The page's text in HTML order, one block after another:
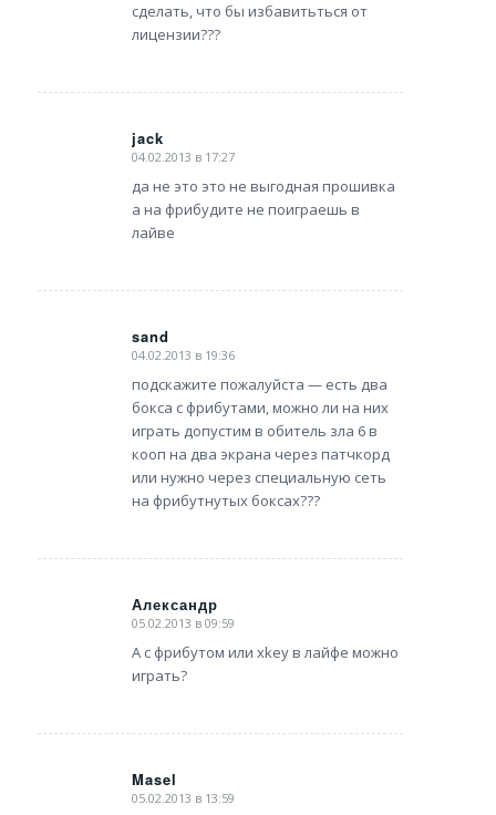
сделать, что бы избавитьться от
лицензии???
jack
says:
04.02.2013 в 17:27
да не это это не выгодная прошивка
а на фрибудите не поиграешь в
лайве
sand
says:
04.02.2013 в 19:36
подскажите пожалуйста — есть два
бокса с фрибутами, можно ли на них
играть допустим в обитель зла 6 в
кооп на два экрана через патчкорд
или нужно через специальную сеть
на фрибутнутых боксах???
Александр
says:
05.02.2013 в 09:59
А с фрибутом или xkey в лайфе можно
играть?
Masel
says:
05.02.2013 в 13:59